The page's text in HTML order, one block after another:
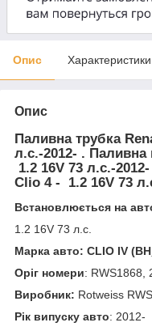
Опис Характеристики
Опис
Паливна трубка
л.с.-2012- . Паливна
1.2 16V 73 л.с.-
Clio 4 - 1.2 16V 73
Встановлюється на
1.2 16V 73 л.с.
Марка авто: CLIO IV
Оріг номери: RWS1868,
Виробник: Rotweiss
Рік випуску авто: 2012-